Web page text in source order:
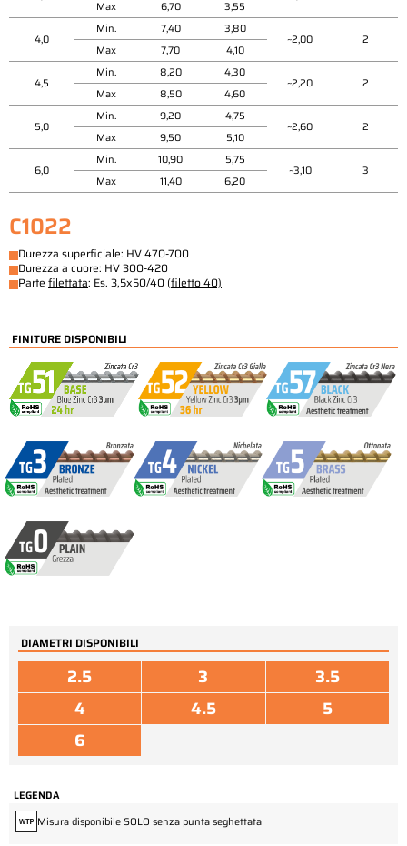
Max 6,70 3,55
4,0
Min. 7,40 3,80
~2,00 2
Max 7,70 4,10
4,5
Min. 8,20 4,30
~2,20 2
Max 8,50 4,60
5,0
Min. 9,20 4,75
~2,60 2
Max 9,50 5,10
6,0
Min. 10,90 5,75
~3,10 3
Max 11,40 6,20
C1022
Durezza superficiale: HV 470-700
Durezza a cuore: HV 300-420
Parte filettata: Es. 3,5x50/40 (filetto 40)
FINITURE DISPONIBILI
DIAMETRI DISPONIBILI
2.5 3
3.5
4
4.5
5
6
LEGENDA
Misura disponibile SOLO senza punta seghettata